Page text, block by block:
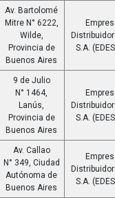
Av. Bartolomé
Mitre N° 6222,
Wilde,
Provincia de
Buenos Aires
S.A.
9 de Julio
N° 1464,
Lanús,
Provincia de
Buenos Aires
S.A.
Av. Callao
N° 349, Ciudad
Autónoma de
Buenos Aires
S.A.